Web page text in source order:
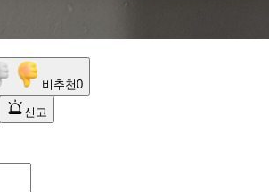
비추천0
신고